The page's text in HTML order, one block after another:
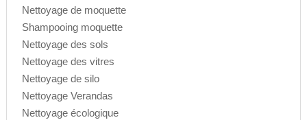
Nettoyage de moquette
Shampooing moquette
Nettoyage des sols
Nettoyage des vitres
Nettoyage de silo
Nettoyage Verandas
Nettoyage écologique